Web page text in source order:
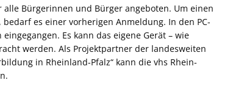
alle Bürgerinnen und Bürger angeboten. Um einen
es einer vorherigen Anmeldung. In den PC-
Es kann das eigene Gerät – wie
werden. Als Projektpartner der landesweiten
in Rheinland-Pfalz“ kann die vhs Rhein-